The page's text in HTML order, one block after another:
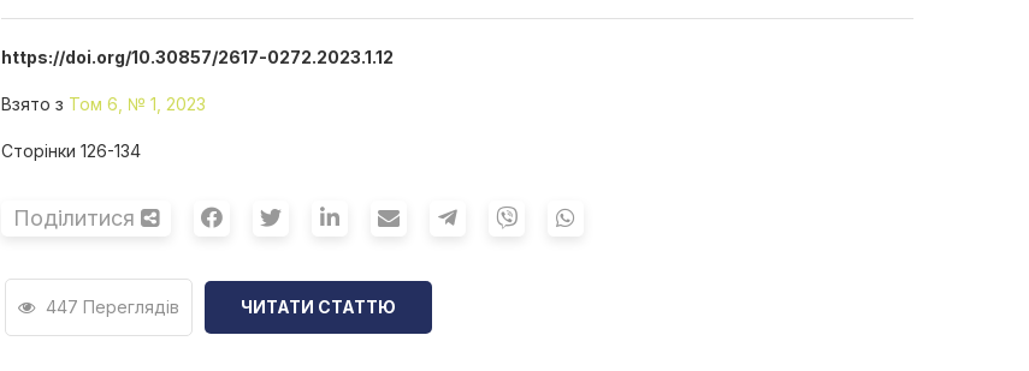
https://doi.org/10.30857/2617-0272.2023.1.12
Взято з Том 6, № 1, 2023
Сторінки 126-134
Поділитися
447 Переглядів ЧИТАТИ СТАТТЮ